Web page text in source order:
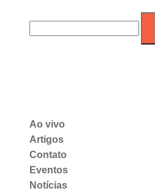
Ao vivo
Artigos
Contato
Eventos
Notícias